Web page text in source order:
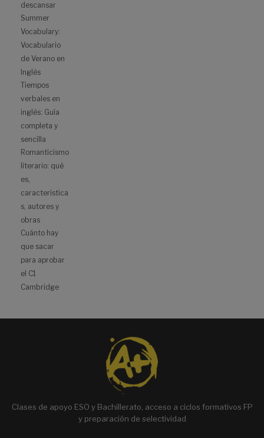
descansar
Summer
Vocabulary:
Vocabulario
de Verano en
Inglés
Tiempos
verbales en
inglés: Guía
completa y
sencilla
Romanticismo
literario: qué
es,
característica
s, autores y
obras
Cuánto hay
que sacar
para aprobar
el C1
Cambridge
Clases de apoyo ESO y Bachillerato, acceso a ciclos formativos FP
y preparación de selectividad